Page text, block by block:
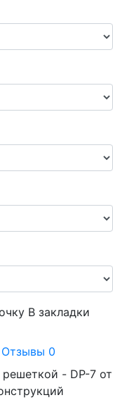
В закладки
Отзывы 0
- DP-7 от